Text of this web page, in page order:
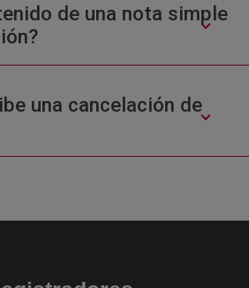
de una nota simple
una cancelación de